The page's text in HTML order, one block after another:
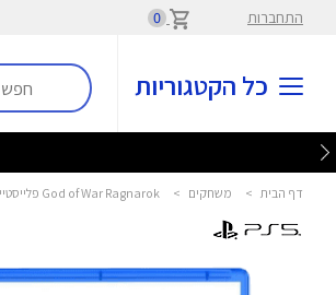
התחברות 0
כל הקטגוריות
דף הבית > משחקים > God of War Ragnarok פלייסטיישן 5 - Playstation - PS5